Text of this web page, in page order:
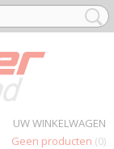
UW WINKELWAGEN
Geen producten (0)